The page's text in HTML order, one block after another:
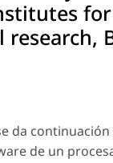
for
research,
da
de un